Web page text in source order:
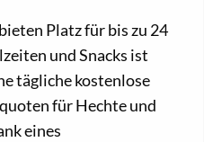
Platz für bis zu 24
und Snacks ist
tägliche kostenlose
für Hechte und
eines